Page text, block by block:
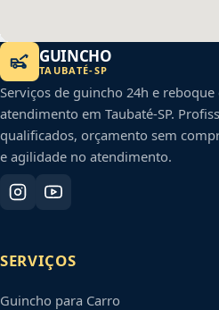
GUINCHO
TAUBATÉ-SP
Serviços de guincho 24h e reboque
atendimento em Taubaté-SP.
qualificados, orçamento sem
e agilidade no atendimento.
SERVIÇOS
Guincho para Carro